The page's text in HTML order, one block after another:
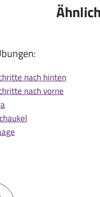
nach hinten
nach vorne